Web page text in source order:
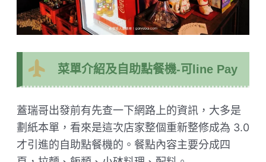
菜單介紹及自助點餐機-可line Pay
蓋瑞哥出發前有先查一下網路上的資訊，大多是
劃紙本單，看來是這次店家整個重新整修成為 3.0
才引進的自助點餐機的。餐點內容主要分成四